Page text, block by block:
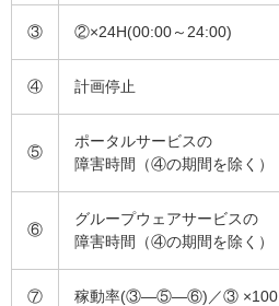
③ ②×24H(00:00～24:00)
④ 計画停止
⑤
ポータルサービスの
障害時間（④の期間を除く）
⑥
グループウェアサービスの
障害時間（④の期間を除く）
⑦ 稼動率(③―⑤―⑥)／③ ×100